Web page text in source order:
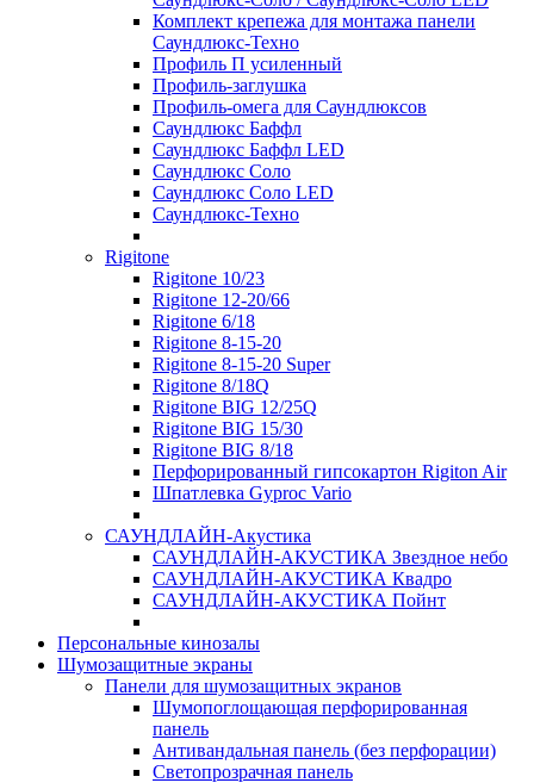
Комплект крепежа для монтажа панели
Саундлюкс-Техно
Профиль П усиленный
Профиль-заглушка
Профиль-омега для Саундлюксов
Саундлюкс Баффл
Саундлюкс Баффл LED
Саундлюкс Соло
Саундлюкс Соло LED
Саундлюкс-Техно
Rigitone
Rigitone 10/23
Rigitone 12-20/66
Rigitone 6/18
Rigitone 8-15-20
Rigitone 8-15-20 Super
Rigitone 8/18Q
Rigitone BIG 12/25Q
Rigitone BIG 15/30
Rigitone BIG 8/18
Перфорированный гипсокартон Rigiton Air
Шпатлевка Gyproc Vario
САУНДЛАЙН-Акустика
САУНДЛАЙН-АКУСТИКА Звездное небо
САУНДЛАЙН-АКУСТИКА Квадро
САУНДЛАЙН-АКУСТИКА Пойнт
Персональные кинозалы
Шумозащитные экраны
Панели для шумозащитных экранов
Шумопоглощающая перфорированная
панель
Антивандальная панель (без перфорации)
Светопрозрачная панель